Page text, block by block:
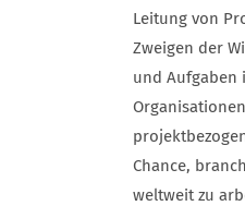
Leitung von
Zweigen der
und Aufgaben
Chance,
weltweit zu